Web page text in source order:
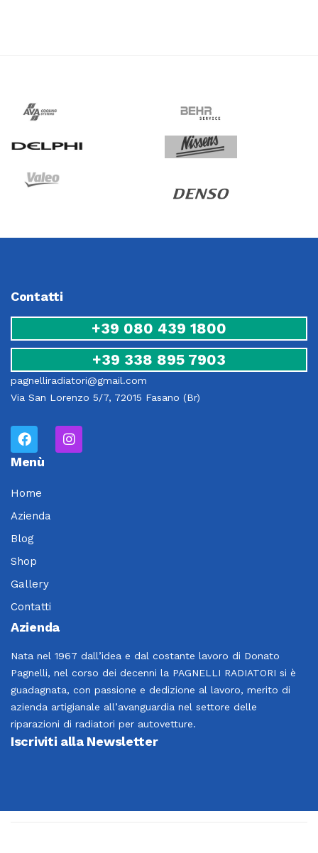
Contatti
+39 080 439 1800
+39 338 895 7903
pagnelliradiatori@gmail.com
Via San Lorenzo 5/7, 72015 Fasano (Br)
Menù
Home
Azienda
Blog
Shop
Gallery
Contatti
Azienda
Nata nel 1967 dall’idea e dal costante lavoro di Donato
Pagnelli, nel corso dei decenni la PAGNELLI RADIATORI si è
guadagnata, con passione e dedizione al lavoro, merito di
azienda artigianale all’avanguardia nel settore delle
riparazioni di radiatori per autovetture.
Iscriviti alla Newsletter